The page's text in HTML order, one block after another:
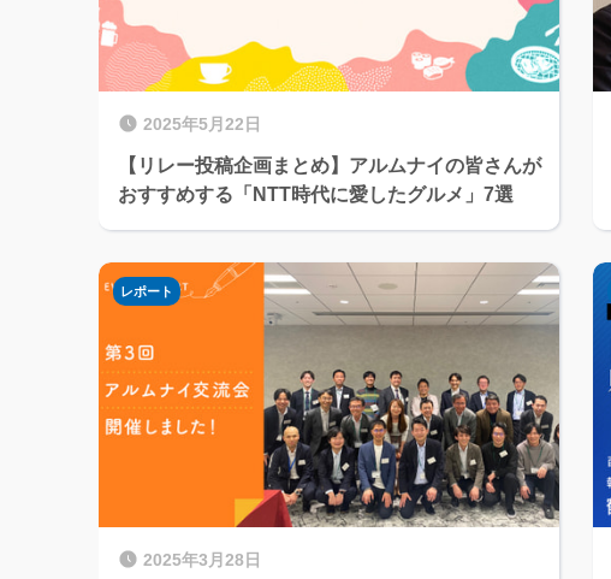
2025年5月22日
【リレー投稿企画まとめ】アルムナイの皆さんが
おすすめする「NTT時代に愛したグルメ」7選
レポート
2025年3月28日